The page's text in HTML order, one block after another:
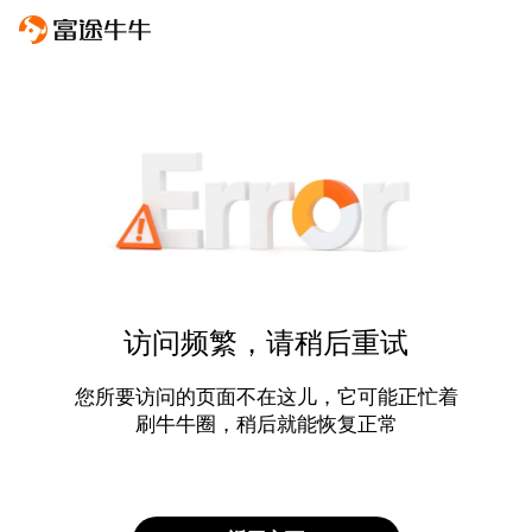
访问频繁，请稍后重试
您所要访问的页面不在这儿，它可能正忙着
刷牛牛圈，稍后就能恢复正常